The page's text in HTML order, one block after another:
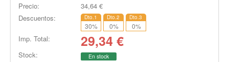
Precio: 34,64€
Descuentos:
Dto.1
30%
Dto.2
0%
Dto.3
0%
Imp. Total: 29,34 €
Stock: En stock